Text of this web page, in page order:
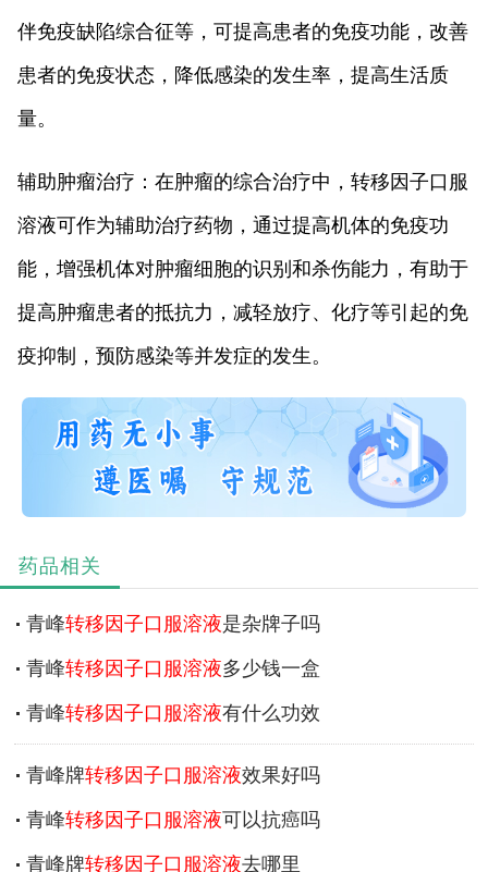
伴免疫缺陷综合征等，可提高患者的免疫功能，改善
患者的免疫状态，降低感染的发生率，提高生活质
量。
辅助肿瘤治疗：在肿瘤的综合治疗中，转移因子口服
溶液可作为辅助治疗药物，通过提高机体的免疫功
能，增强机体对肿瘤细胞的识别和杀伤能力，有助于
提高肿瘤患者的抵抗力，减轻放疗、化疗等引起的免
疫抑制，预防感染等并发症的发生。
药品相关
青峰转移因子口服溶液是杂牌子吗
青峰转移因子口服溶液多少钱一盒
青峰转移因子口服溶液有什么功效
青峰牌转移因子口服溶液效果好吗
青峰转移因子口服溶液可以抗癌吗
青峰牌转移因子口服溶液去哪里